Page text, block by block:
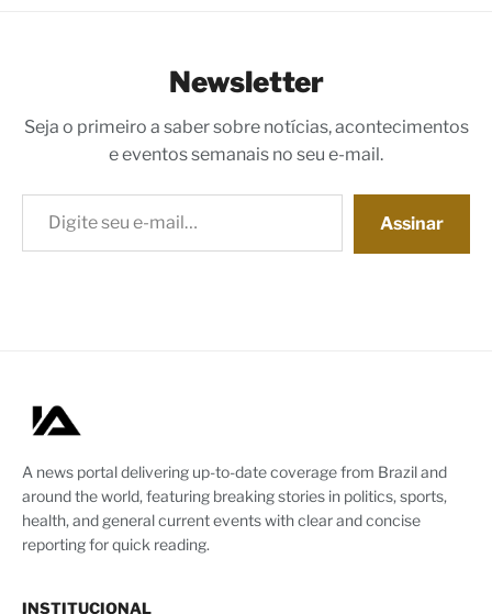
Newsletter
Seja o primeiro a saber sobre notícias, acontecimentos
e eventos semanais no seu e-mail.
Digite seu e-mail…
Assinar
A news portal delivering up-to-date coverage from Brazil and
around the world, featuring breaking stories in politics, sports,
health, and general current events with clear and concise
reporting for quick reading.
INSTITUCIONAL